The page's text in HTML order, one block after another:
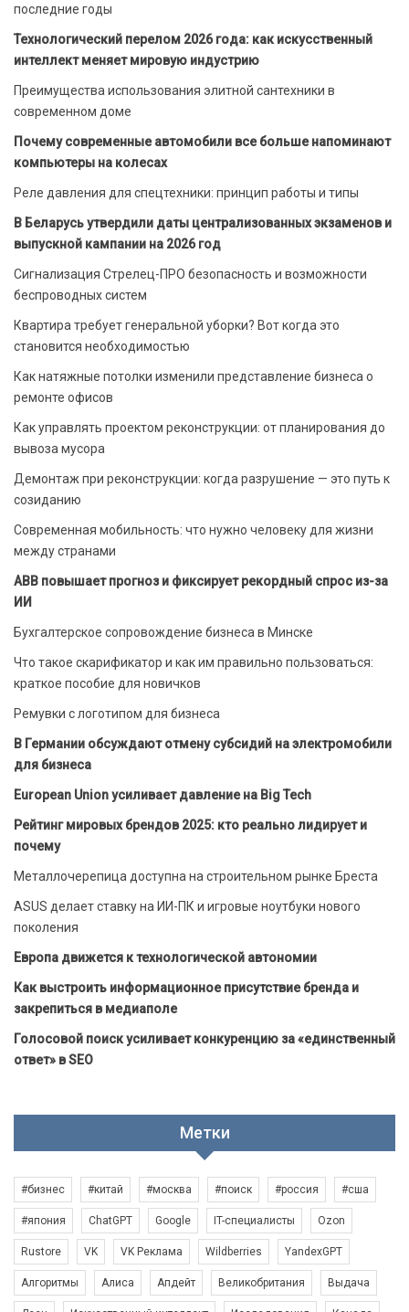
последние годы
Технологический перелом 2026 года: как искусственный
интеллект меняет мировую индустрию
Преимущества использования элитной сантехники в
современном доме
Почему современные автомобили все больше напоминают
компьютеры на колесах
Реле давления для спецтехники: принцип работы и типы
В Беларусь утвердили даты централизованных экзаменов и
выпускной кампании на 2026 год
Сигнализация Стрелец-ПРО безопасность и возможности
беспроводных систем
Квартира требует генеральной уборки? Вот когда это
становится необходимостью
Как натяжные потолки изменили представление бизнеса о
ремонте офисов
Как управлять проектом реконструкции: от планирования до
вывоза мусора
Демонтаж при реконструкции: когда разрушение — это путь к
созиданию
Современная мобильность: что нужно человеку для жизни
между странами
ABB повышает прогноз и фиксирует рекордный спрос из-за
ИИ
Бухгалтерское сопровождение бизнеса в Минске
Что такое скарификатор и как им правильно пользоваться:
краткое пособие для новичков
Ремувки с логотипом для бизнеса
В Германии обсуждают отмену субсидий на электромобили
для бизнеса
European Union усиливает давление на Big Tech
Рейтинг мировых брендов 2025: кто реально лидирует и
почему
Металлочерепица доступна на строительном рынке Бреста
ASUS делает ставку на ИИ-ПК и игровые ноутбуки нового
поколения
Европа движется к технологической автономии
Как выстроить информационное присутствие бренда и
закрепиться в медиаполе
Голосовой поиск усиливает конкуренцию за «единственный
ответ» в SEO
Метки
#бизнес #китай #москва #поиск #россия #сша
#япония ChatGPT Google IT-специалисты Ozon
Rustore VK VK Реклама Wildberries YandexGPT
Алгоритмы Алиса Апдейт Великобритания Выдача